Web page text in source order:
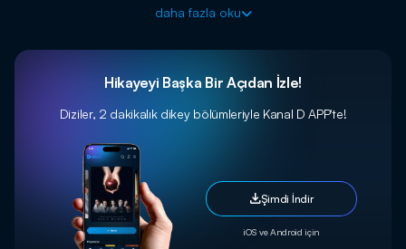
daha fazla oku
Hikayeyi Başka Bir Açıdan İzle!
Diziler, 2 dakikalık dikey bölümleriyle Kanal D APP'te!
Şimdi İndir
iOS ve Android için